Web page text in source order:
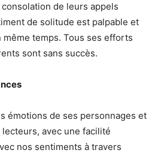
de leurs appels
de solitude est palpable et
temps. Tous ses efforts
sont sans succès.
émotions de ses personnages et
avec une facilité
nos sentiments à travers